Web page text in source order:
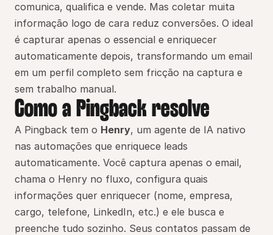
comunica, qualifica e vende. Mas coletar muita
informação logo de cara reduz conversões. O ideal
é capturar apenas o essencial e enriquecer
automaticamente depois, transformando um email
em um perfil completo sem fricção na captura e
sem trabalho manual.
Como a Pingback resolve
A Pingback tem o Henry, um agente de IA nativo
nas automações que enriquece leads
automaticamente. Você captura apenas o email,
chama o Henry no fluxo, configura quais
informações quer enriquecer (nome, empresa,
cargo, telefone, LinkedIn, etc.) e ele busca e
preenche tudo sozinho. Seus contatos passam de